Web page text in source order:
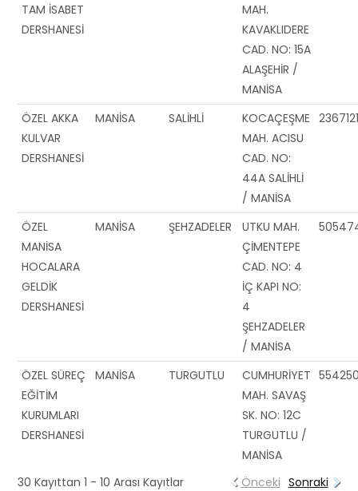
TAM İSABET
DERSHANESİ
MAH.
KAVAKLIDERE
CAD. NO: 15A
ALAŞEHİR /
MANİSA
ÖZEL AKKA
KULVAR
DERSHANESİ
MANİSA SALİHLİ
KOCAÇEŞME
MAH. ACISU
CAD. NO:
44A SALİHLİ
/ MANİSA
ÖZEL
MANİSA
HOCALARA
GELDİK
DERSHANESİ
MANİSA ŞEHZADELER
UTKU MAH.
ÇİMENTEPE
CAD. NO: 4
İÇ KAPI NO:
4
ŞEHZADELER
/ MANİSA
ÖZEL SÜREÇ
EĞİTİM
KURUMLARI
DERSHANESİ
MANİSA TURGUTLU
CUMHURİYET
MAH. SAVAŞ
SK. NO: 12C
TURGUTLU /
MANİSA
30 Kayıttan 1 - 10 Arası Kayıtlar Önceki Sonraki